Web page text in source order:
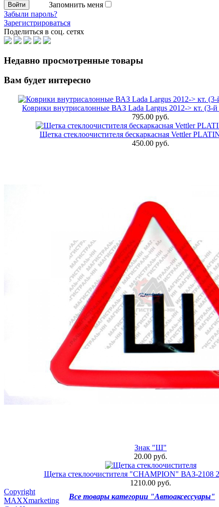
Запомнить меня
Забыли пароль?
Зарегистрироваться
Поделиться в соц. сетях
Недавно просмотренные товары
Вам будет интересно
Коврики внутрисалонные ВАЗ Lada Largus 2012-> кт. (3-й
795.00 руб.
Щетка стеклоочистителя бескаркасная Vettler
450.00 руб.
Знак "Ш"
20.00 руб.
Щетка стеклоочистителя "CHAMPION" ВАЗ-2108
1210.00 руб.
Все товары категории "Автоаксессуары"
Copyright
MAXXmarketing